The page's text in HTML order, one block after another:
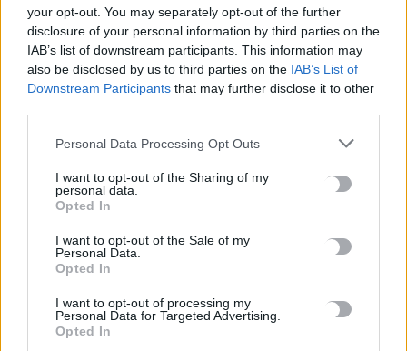
your opt-out. You may separately opt-out of the further
disclosure of your personal information by third parties on the
IAB’s list of downstream participants. This information may
also be disclosed by us to third parties on the IAB’s List of
Downstream Participants that may further disclose it to other
Personal Data Processing Opt Outs
I want to opt-out of the Sharing of my
personal data.
Opted In
I want to opt-out of the Sale of my
Personal Data.
Opted In
I want to opt-out of processing my
Personal Data for Targeted Advertising.
Opted In
#ΜΑΘΗΜΑΤΑ # ΚΙΝΕΖΙΚΗ ΓΛΩΣΣΑ #ΠΑΝΕΠΙΣΤΗΜΙΟ ΚΡΗΤΗΣ
#ΑΝΟΙΑ